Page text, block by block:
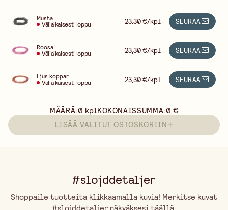
Musta
Väliaikaisesti loppu 23,30 €/kpl SEURAA
Roosa
Väliaikaisesti loppu 23,30 €/kpl SEURAA
Ljus koppar
Väliaikaisesti loppu 23,30 €/kpl SEURAA
MÄÄRÄ:0 kplKOKONAISSUMMA:0 €
LISÄÄ VALITUT OSTOSKORIIN
#slojddetaljer
Shoppaile tuotteita klikkaamalla kuvia! Merkitse kuvat